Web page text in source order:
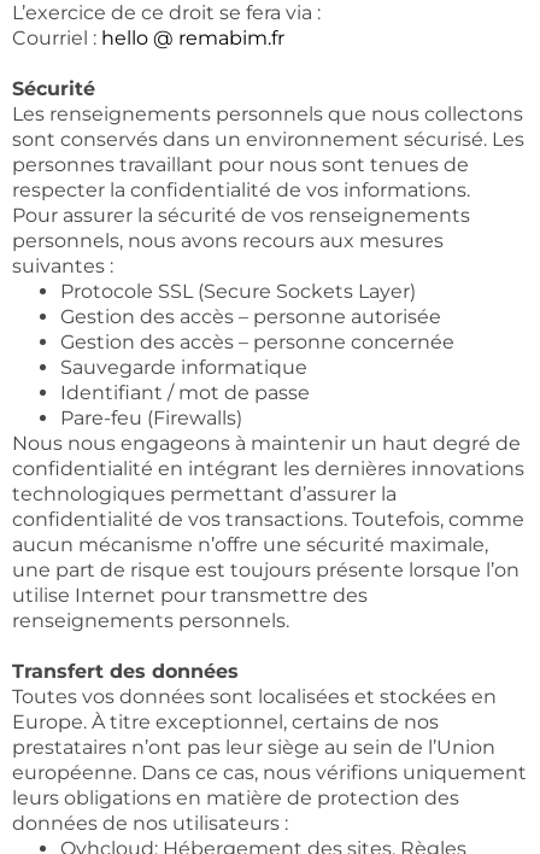
L’exercice de ce droit se fera via :
Courriel : hello @ remabim.fr
Sécurité
Les renseignements personnels que nous collectons
sont conservés dans un environnement sécurisé. Les
personnes travaillant pour nous sont tenues de
respecter la confidentialité de vos informations.
Pour assurer la sécurité de vos renseignements
personnels, nous avons recours aux mesures
suivantes :
Protocole SSL (Secure Sockets Layer)
Gestion des accès – personne autorisée
Gestion des accès – personne concernée
Sauvegarde informatique
Identifiant / mot de passe
Pare-feu (Firewalls)
Nous nous engageons à maintenir un haut degré de
confidentialité en intégrant les dernières innovations
technologiques permettant d’assurer la
confidentialité de vos transactions. Toutefois, comme
aucun mécanisme n’offre une sécurité maximale,
une part de risque est toujours présente lorsque l’on
utilise Internet pour transmettre des
renseignements personnels.
Transfert des données
Toutes vos données sont localisées et stockées en
Europe. À titre exceptionnel, certains de nos
prestataires n’ont pas leur siège au sein de l’Union
européenne. Dans ce cas, nous vérifions uniquement
leurs obligations en matière de protection des
données de nos utilisateurs :
Ovhcloud: Hébergement des sites. Règles